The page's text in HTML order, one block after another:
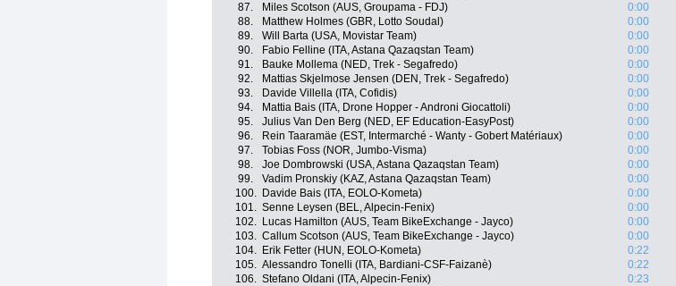
87.
Miles Scotson (AUS, Groupama - FDJ)
0:00
88.
Matthew Holmes (GBR, Lotto Soudal)
0:00
89.
Will Barta (USA, Movistar Team)
0:00
90.
Fabio Felline (ITA, Astana Qazaqstan Team)
0:00
91.
Bauke Mollema (NED, Trek - Segafredo)
0:00
92.
Mattias Skjelmose Jensen (DEN, Trek - Segafredo)
0:00
93.
Davide Villella (ITA, Cofidis)
0:00
94.
Mattia Bais (ITA, Drone Hopper - Androni Giocattoli)
0:00
95.
Julius Van Den Berg (NED, EF Education-EasyPost)
0:00
96.
Rein Taaramäe (EST, Intermarché - Wanty - Gobert Matériaux)
0:00
97.
Tobias Foss (NOR, Jumbo-Visma)
0:00
98.
Joe Dombrowski (USA, Astana Qazaqstan Team)
0:00
99.
Vadim Pronskiy (KAZ, Astana Qazaqstan Team)
0:00
100.
Davide Bais (ITA, EOLO-Kometa)
0:00
101. Senne Leysen (BEL, Alpecin-Fenix)
0:00
102.
Lucas Hamilton (AUS, Team BikeExchange - Jayco)
0:00
103. Callum Scotson (AUS, Team BikeExchange - Jayco)
0:00
104.
Erik Fetter (HUN, EOLO-Kometa)
0:22
105. Alessandro Tonelli (ITA, Bardiani-CSF-Faizanè)
0:22
106. Stefano Oldani (ITA, Alpecin-Fenix)
0:23